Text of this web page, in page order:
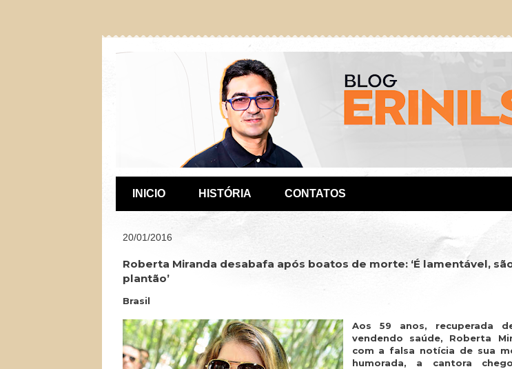
INICIO HISTÓRIA CONTATOS
20/01/2016
Roberta Miranda desabafa após boatos de morte: ‘É lamentável,
plantão’
Brasil
Aos 59 anos, recuperada
vendendo saúde, Roberta
com a falsa notícia de sua
humorada, a cantora